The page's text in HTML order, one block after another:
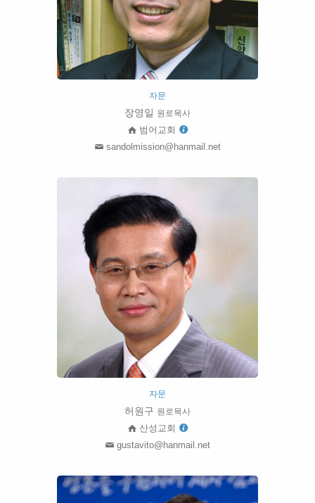
자문
장영일 원로목사
범어교회
sandolmission@hanmail.net
자문
허원구 원로목사
산성교회
gustavito@hanmail.net